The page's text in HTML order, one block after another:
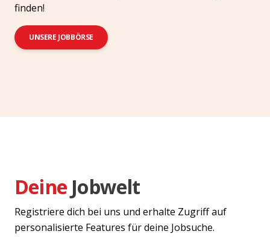
finden!
UNSERE JOBBÖRSE
Deine Jobwelt
Registriere dich bei uns und erhalte Zugriff auf
personalisierte Features für deine Jobsuche.